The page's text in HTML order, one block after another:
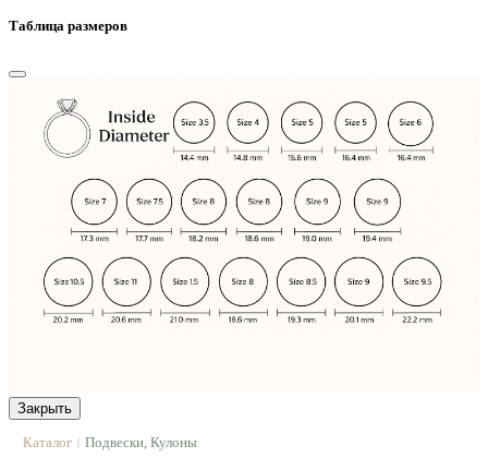
Таблица размеров
Закрыть
Каталог | Подвески, Кулоны